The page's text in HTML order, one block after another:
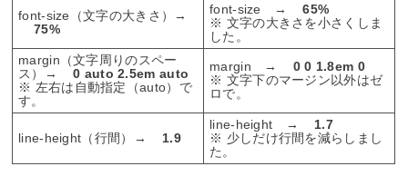
font-size（文字の大きさ）→
75%
font-size →
65%
※ 文字の大きさを小さくしま
した。
margin（文字周りのスペー
ス）→
0 auto 2.5em auto
※ 左右は自動指定（auto）で
す。
margin →
0 0 1.8em 0
※ 文字下のマージン以外はゼ
ロで。
line-height（行間）→ 1.9
line-height →
1.7
※ 少しだけ行間を減らしまし
た。